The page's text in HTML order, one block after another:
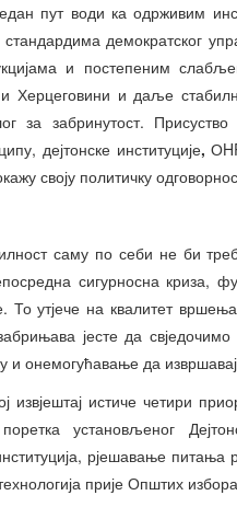
пут води ка одрживим
демократског
и постепеним
Херцеговини и даље
за забринутост.
дејтонске институције,
своју политичку
саму по себи не би
сигурносна криза,
То утјече на квалитет
јесте да
и онемогућавање да
извјештај истиче четири
поретка установљеног
рјешавање
прије Општих